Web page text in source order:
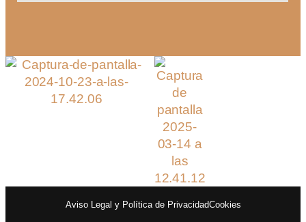
Aviso Legal y Política de PrivacidadCookies